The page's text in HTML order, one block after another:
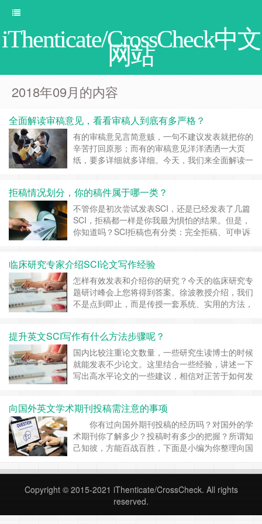
iThenticate/CrossCheck中文
网站
2018年09月的内容
全面解读审稿意见，看看审稿人到底有多严格？
有的审稿意见言简意赅，一句不建议发表就把你的
辛苦打回原形；而有的审稿意见洋洋洒洒一大页
纸，要多详细就多详细。今天，我们来全面解读一
through abstract. I would try to reformulate
some s……继续阅读 »
拒稿情况划分，你的稿件属于哪一类？
不管你是初次尝试发表SCI，还是已经发表了几篇
SCI，拒稿都一样是你我最为惧怕的结果。但是，
你知道吗？SCI拒稿也有分类：完全拒稿、可申诉
因此，再寄送这类文章是没有意义的。 2.“可申诉
性拒绝”：如果你认为拒绝是因为论文有许多不足
但没有致命缺陷或审稿人/编辑误判引……继续阅
读 »
临床研究专家介绍SCI论文写作经验
怎样有效发表和介绍你的研究？今天的临床研究专
题研讨峰会上您将得到答案。徐波教授介绍，我们
不是点到即止，而是传授一套系统、实用的方法，
到场。 怎样撰写综述？ 荟萃分析和综述类文章的
撰写基本原则包括新颖性、准确性和重要性。当
然，综述并不会提供新信息，而是针对一个主题进
行回……继续阅读 »
提升英文SCI写作有什么方法步骤呢？
国内比较注重论文数量，一些研究生读博士的时候
就能发表不少论文。这里结合一些经验，讲述一下
写出高水平论文的一些建议，相信对正苦于如何发
人指导 选择研究方向是个很头疼的事情，这对研
究的成败起着决定性的作用。你研究什么问题，在
很大程度上就决定了你能发表怎样水平的文章……
继续阅读 »
向国外英文学术期刊投稿需注意的事项
你有过向国外期刊投稿的经历吗？对国外的学
术期刊你了解多少？投稿时有多少的把握？所谓知
己知彼，方能百战百胜，下面是小编为你整理向国
刊 国外英文期刊种类繁多，即使在同一分支
刊宗旨、专业范围、主题分配、栏目设置及各……
Copyright © 2015-2021 iThenticate/CrossCheck. All rights
reserved.